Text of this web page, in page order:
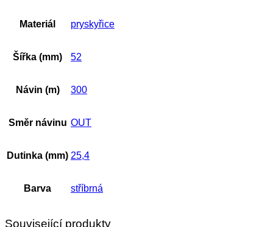
Materiál pryskyřice
Šířka (mm) 52
Návin (m) 300
Směr návinu OUT
Dutinka (mm) 25,4
Barva stříbrná
Související produkty